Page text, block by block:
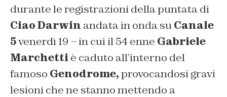
durante le registrazioni della puntata di
Ciao Darwin andata in onda suCanale
5venerdì 19 – in cui il 54 enne Gabriele
Marchetti è caduto all’interno del
famoso Genodrome,provocandosi gravi
lesioni che ne stanno mettendo a